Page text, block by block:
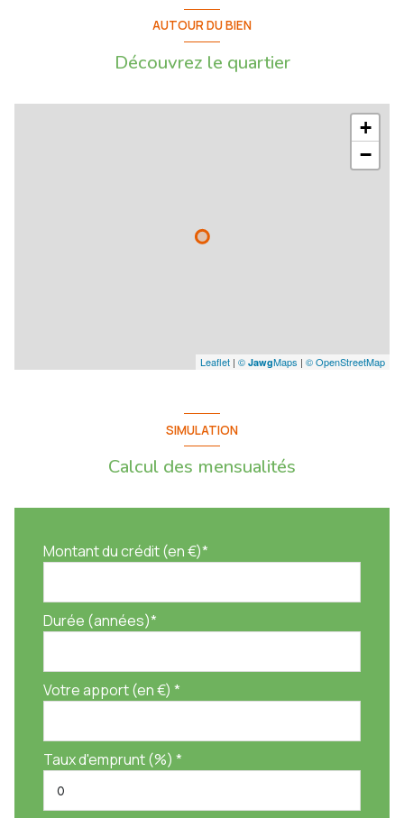
AUTOUR DU BIEN
Découvrez le quartier
+
−
Leaflet | © JawgMaps | © OpenStreetMap
SIMULATION
Calcul des mensualités
Montant du crédit (en €)*
Durée (années)*
Votre apport (en €) *
Taux d'emprunt (%) *